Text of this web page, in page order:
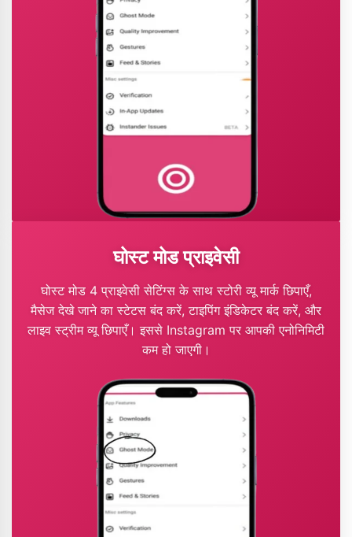
घोस्ट मोड प्राइवेसी
घोस्ट मोड 4 प्राइवेसी सेटिंग्स के साथ स्टोरी व्यू मार्क छिपाएँ,
मैसेज देखे जाने का स्टेटस बंद करें, टाइपिंग इंडिकेटर बंद करें, और
लाइव स्ट्रीम व्यू छिपाएँ। इससे Instagram पर आपकी एनोनिमिटी
कम हो जाएगी।